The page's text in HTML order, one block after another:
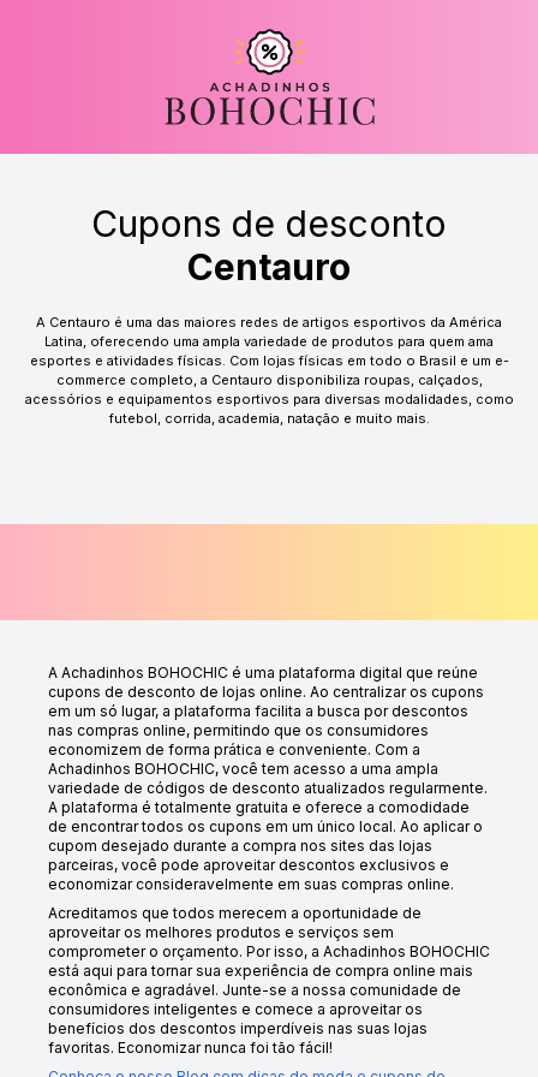
Cupons de desconto
Centauro
A Centauro é uma das maiores redes de artigos esportivos da América
Latina, oferecendo uma ampla variedade de produtos para quem ama
esportes e atividades físicas. Com lojas físicas em todo o Brasil e um e-
commerce completo, a Centauro disponibiliza roupas, calçados,
acessórios e equipamentos esportivos para diversas modalidades, como
futebol, corrida, academia, natação e muito mais.
A Achadinhos BOHOCHIC é uma plataforma digital que reúne
cupons de desconto de lojas online. Ao centralizar os cupons
em um só lugar, a plataforma facilita a busca por descontos
nas compras online, permitindo que os consumidores
economizem de forma prática e conveniente. Com a
Achadinhos BOHOCHIC, você tem acesso a uma ampla
variedade de códigos de desconto atualizados regularmente.
A plataforma é totalmente gratuita e oferece a comodidade
de encontrar todos os cupons em um único local. Ao aplicar o
cupom desejado durante a compra nos sites das lojas
parceiras, você pode aproveitar descontos exclusivos e
economizar consideravelmente em suas compras online.
Acreditamos que todos merecem a oportunidade de
aproveitar os melhores produtos e serviços sem
comprometer o orçamento. Por isso, a Achadinhos BOHOCHIC
está aqui para tornar sua experiência de compra online mais
econômica e agradável. Junte-se a nossa comunidade de
consumidores inteligentes e comece a aproveitar os
benefícios dos descontos imperdíveis nas suas lojas
favoritas. Economizar nunca foi tão fácil!